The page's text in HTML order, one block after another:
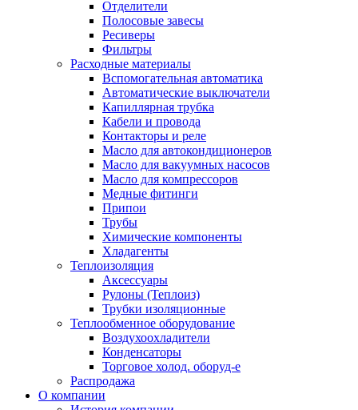
Отделители
Полосовые завесы
Ресиверы
Фильтры
Расходные материалы
Вспомогательная автоматика
Автоматические выключатели
Капиллярная трубка
Кабели и провода
Контакторы и реле
Масло для автокондиционеров
Масло для вакуумных насосов
Масло для компрессоров
Медные фитинги
Припои
Трубы
Химические компоненты
Хладагенты
Теплоизоляция
Аксессуары
Рулоны (Теплоиз)
Трубки изоляционные
Теплообменное оборудование
Воздухоохладители
Конденсаторы
Торговое холод. оборуд-е
Распродажа
О компании